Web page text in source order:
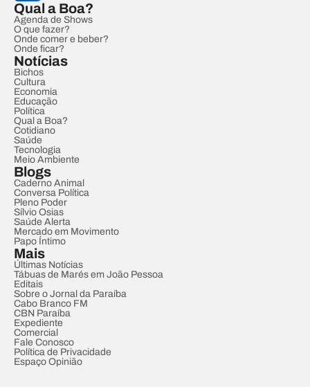
Qual a Boa?
Agenda de Shows
O que fazer?
Onde comer e beber?
Onde ficar?
Notícias
Bichos
Cultura
Economia
Educação
Política
Qual a Boa?
Cotidiano
Saúde
Tecnologia
Meio Ambiente
Blogs
Caderno Animal
Conversa Política
Pleno Poder
Sílvio Osias
Saúde Alerta
Mercado em Movimento
Papo Íntimo
Mais
Últimas Notícias
Tábuas de Marés em João Pessoa
Editais
Sobre o Jornal da Paraíba
Cabo Branco FM
CBN Paraíba
Expediente
Comercial
Fale Conosco
Política de Privacidade
Espaço Opinião